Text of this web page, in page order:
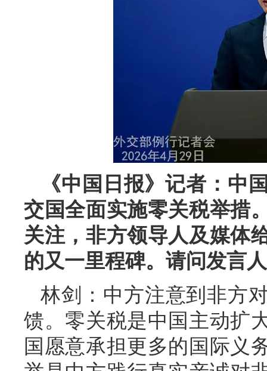
《中国日报》记者：中
交国全面实施零关税举措
关注，非方领导人及媒体
的又一里程碑。请问发言
林剑：中方注意到非方
馈。零关税是中国主动扩
国愿意承担更多的国际义